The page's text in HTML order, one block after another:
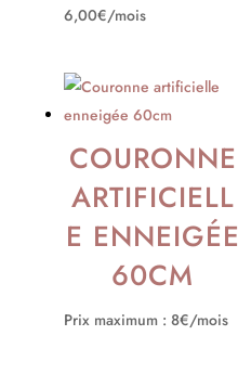
6,00€/mois
COURONNE
ARTIFICIELL
E ENNEIGÉE
60CM
Prix maximum : 8€/mois